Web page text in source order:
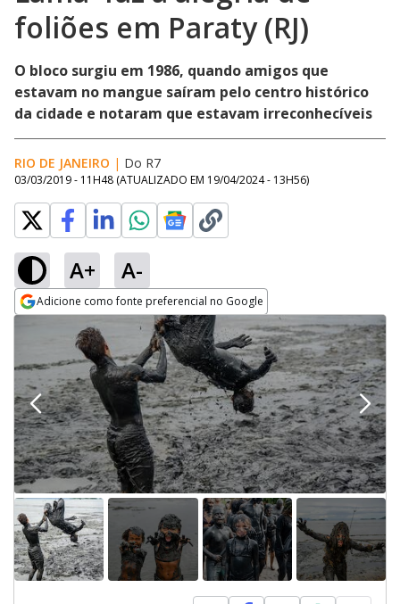
foliões em Paraty (RJ)
O bloco surgiu em 1986, quando amigos que
estavam no mangue saíram pelo centro histórico
da cidade e notaram que estavam irreconhecíveis
RIO DE JANEIRO | Do R7
03/03/2019 - 11H48 (ATUALIZADO EM 19/04/2024 - 13H56)
A+ A-
Adicione como fonte preferencial no Google
Opens in new window